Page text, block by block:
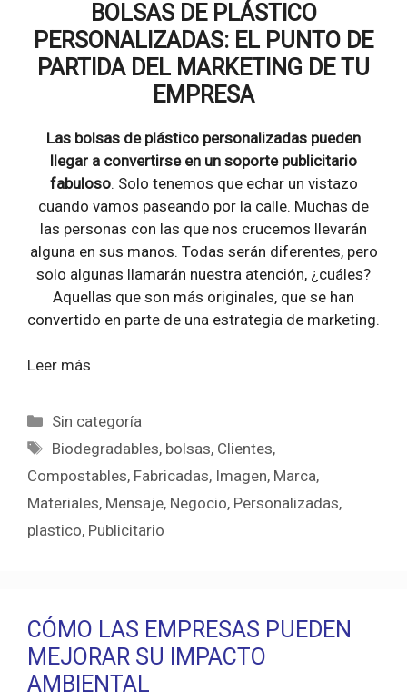
BOLSAS DE PLÁSTICO
PERSONALIZADAS: EL PUNTO DE
PARTIDA DEL MARKETING DE TU
EMPRESA
Las bolsas de plástico personalizadas pueden
llegar a convertirse en un soporte publicitario
fabuloso. Solo tenemos que echar un vistazo
cuando vamos paseando por la calle. Muchas de
las personas con las que nos crucemos llevarán
alguna en sus manos. Todas serán diferentes, pero
solo algunas llamarán nuestra atención, ¿cuáles?
Aquellas que son más originales, que se han
convertido en parte de una estrategia de marketing.
Leer más
Categorías
Sin categoría
Etiquetas
Biodegradables, bolsas, Clientes,
Compostables, Fabricadas, Imagen, Marca,
Materiales, Mensaje, Negocio, Personalizadas,
plastico, Publicitario
CÓMO LAS EMPRESAS PUEDEN
MEJORAR SU IMPACTO
AMBIENTAL